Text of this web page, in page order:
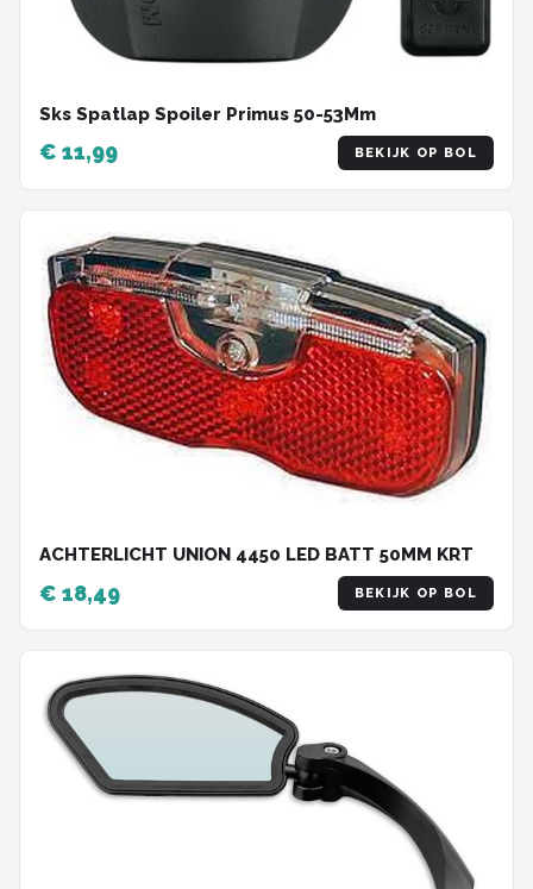
Sks Spatlap Spoiler Primus 50-53Mm
€ 11,99 BEKIJK OP BOL
ACHTERLICHT UNION 4450 LED BATT 50MM KRT
€ 18,49 BEKIJK OP BOL